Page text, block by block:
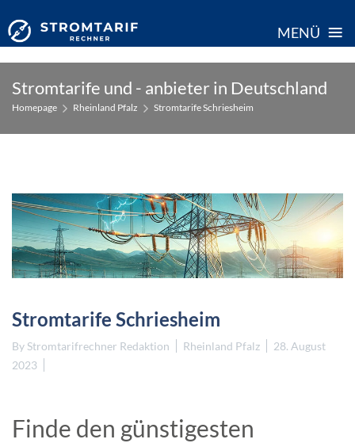
MENÜ ≡
content
Stromtarife und - anbieter in Deutschland
Homepage Rheinland Pfalz Stromtarife Schriesheim
Stromtarife Schriesheim
By Stromtarifrechner Redaktion Rheinland Pfalz
28. August
2023
Finde den günstigesten